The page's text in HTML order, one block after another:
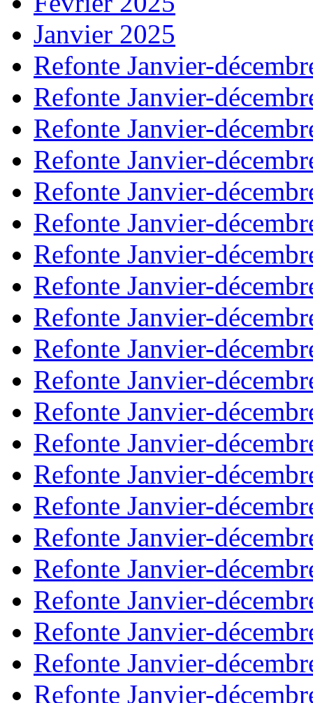
Janvier 2025
Refonte Janvier-
Refonte Janvier-
Refonte Janvier-
Refonte Janvier-
Refonte Janvier-
Refonte Janvier-
Refonte Janvier-
Refonte Janvier-
Refonte Janvier-
Refonte Janvier-
Refonte Janvier-
Refonte Janvier-
Refonte Janvier-
Refonte Janvier-
Refonte Janvier-
Refonte Janvier-
Refonte Janvier-
Refonte Janvier-
Refonte Janvier-
Refonte Janvier-
Refonte Janvier-